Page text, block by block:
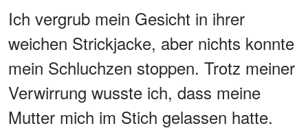
Ich vergrub mein Gesicht in ihrer
weichen Strickjacke, aber nichts konnte
mein Schluchzen stoppen. Trotz meiner
Verwirrung wusste ich, dass meine
Mutter mich im Stich gelassen hatte.